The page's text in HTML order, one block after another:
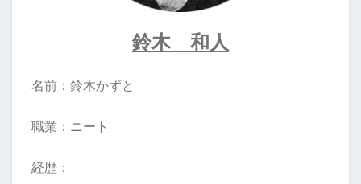
鈴木 和人
名前：鈴木かずと
職業：ニート
経歴：